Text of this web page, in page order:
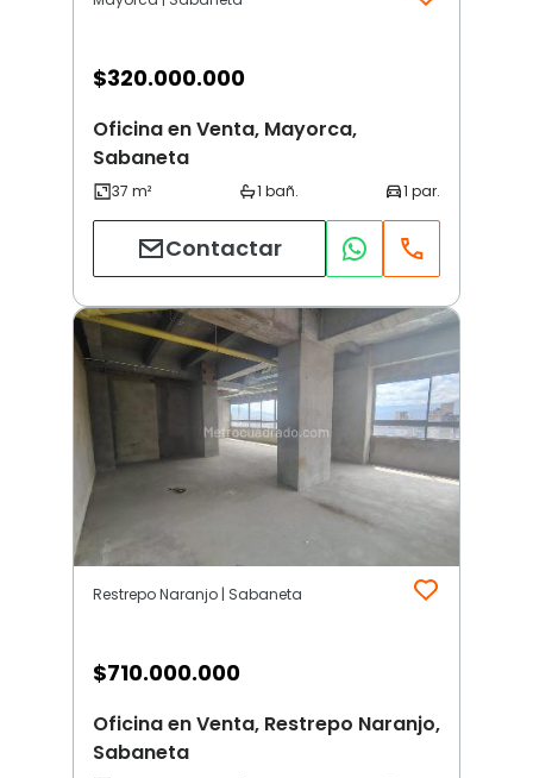
$320.000.000
Oficina en Venta, Mayorca,
Sabaneta
Contactar
Restrepo Naranjo | Sabaneta
$710.000.000
Oficina en Venta, Restrepo Naranjo,
Sabaneta